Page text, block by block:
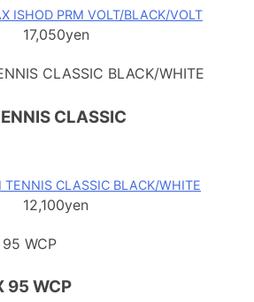
ISHOD PRM VOLT/BLACK/VOLT
17,050yen
CLASSIC
TENNIS CLASSIC BLACK/WHITE
12,100yen
95 WCP